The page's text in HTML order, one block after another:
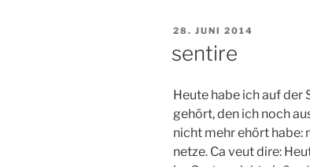
VERÖFFENTLICHT
28. JUNI 2014
sentire
Heute habe ich auf der
gehört, den ich noch
nicht mehr ehört habe:
netze. Ca veut dire: